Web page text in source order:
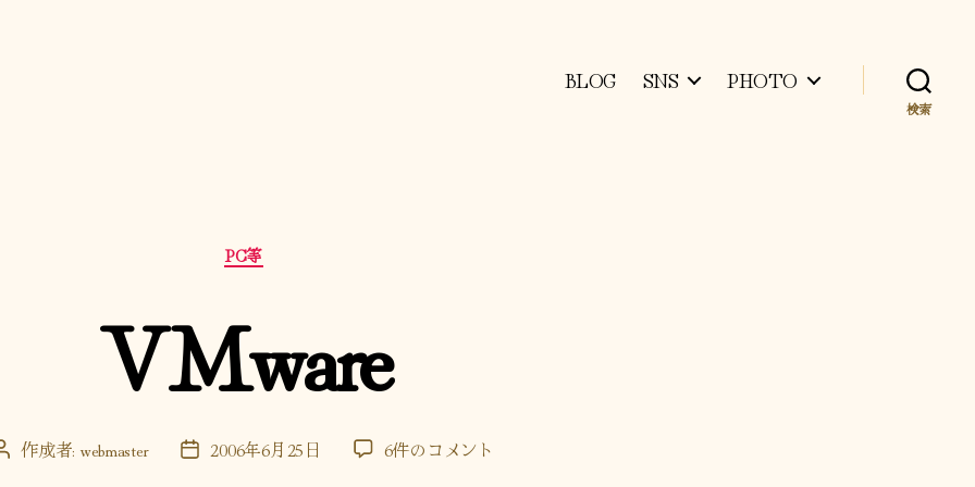
BLOG SNS PHOTO
検索
カ
テ
ー
PC等
VMware
投 作成者: webmaster
投 2006年6月25日
VMware
6件のコメント